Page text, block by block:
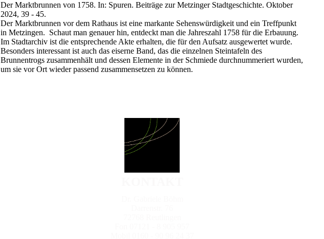
Der Marktbrunnen von 1758. In: Spuren. Beiträge zur Metzinger Stadtgeschichte. Oktober
2024, 39 - 45.
Der Marktbrunnen vor dem Rathaus ist eine markante Sehenswürdigkeit und ein Treffpunkt
in Metzingen. Schaut man genauer hin, entdeckt man die Jahreszahl 1758 für die Erbauung.
Im Stadtarchiv ist die entsprechende Akte erhalten, die für den Aufsatz ausgewertet wurde.
Besonders interessant ist auch das eiserne Band, das die einzelnen Steintafeln des
Brunnentrogs zusammenhält und dessen Elemente in der Schmiede durchnummeriert wurden,
um sie vor Ort wieder passend zusammensetzen zu können.